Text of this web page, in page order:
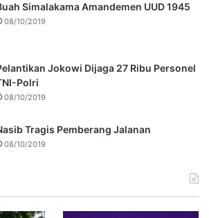
Simalakama Amandemen UUD 1945
08/10/2019
Jokowi Dijaga 27 Ribu Personel
Polri
08/10/2019
Tragis Pemberang Jalanan
08/10/2019